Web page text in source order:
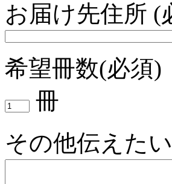
お届け先住所 (
希望冊数(必須)
冊
その他伝えた